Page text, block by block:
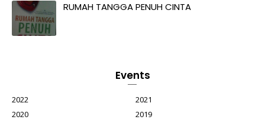
RUMAH TANGGA PENUH CINTA
Events
2022
2021
2020
2019